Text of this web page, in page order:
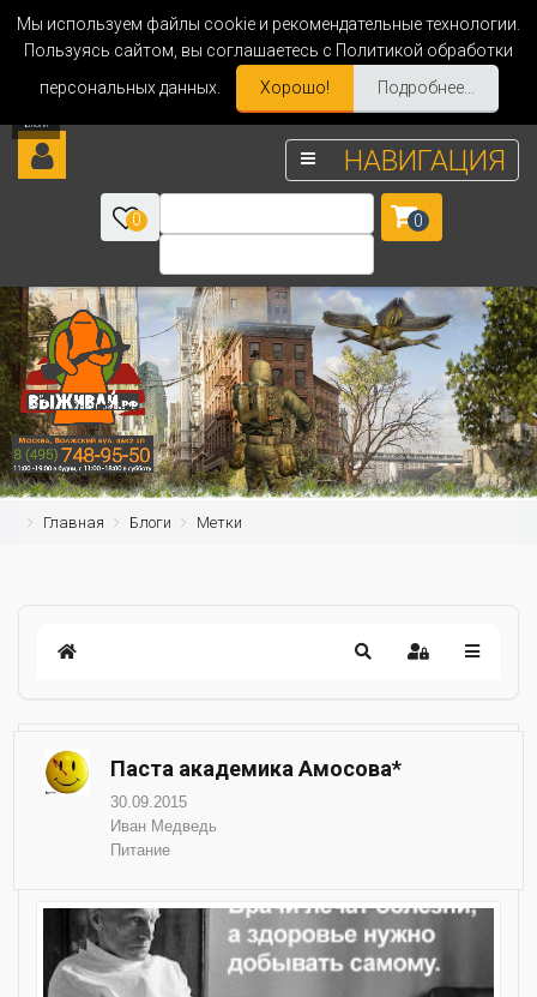
Мы используем файлы cookie и рекомендательные технологии.
Пользуясь сайтом, вы соглашаетесь с Политикой обработки
персональных данных.
Хорошо! Подробнее...
НАВИГАЦИЯ
0 0
Главная Блоги Метки
Паста академика Амосова*
30.09.2015
Иван Медведь
Питание